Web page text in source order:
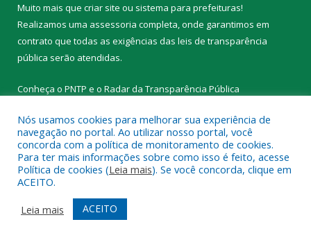
Muito mais que criar site ou sistema para prefeituras!
Realizamos uma assessoria completa, onde garantimos em
contrato que todas as exigências das leis de transparência
pública serão atendidas.
Conheça o PNTP e o Radar da Transparência Pública
Todos os direitos reservados a Prefeitura Municipal de Novo
Progresso.
Mapa do Site
Acessar Área Administrativa
Acessar Webmail
Nós usamos cookies para melhorar sua experiência de
navegação no portal. Ao utilizar nosso portal, você
concorda com a política de monitoramento de cookies.
Para ter mais informações sobre como isso é feito, acesse
Política de cookies (Leia mais). Se você concorda, clique em
ACEITO.
Leia mais
ACEITO